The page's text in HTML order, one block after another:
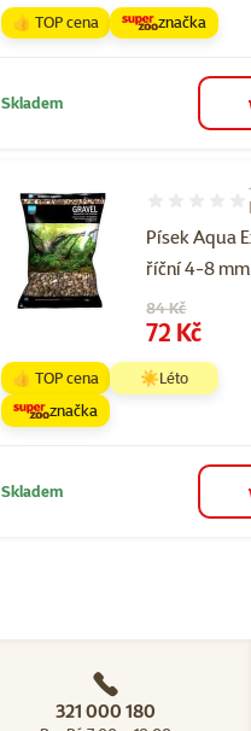
👍 TOP cena značka
Skladem
Písek Aqua
říční 4-8
Hodnocení
Původní cena
84 Kč
Cena
72 Kč
👍 TOP cena
☀️Léto
značka
Skladem
321 000 180